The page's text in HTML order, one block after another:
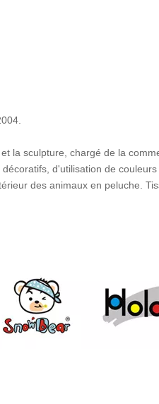
la sculpture, chargé de la
d'utilisation de
des animaux en peluche.